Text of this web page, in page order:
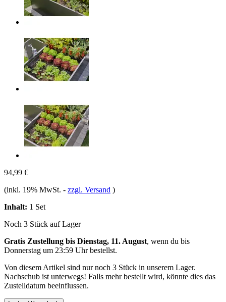
94,99 €
(inkl. 19% MwSt. - zzgl. Versand )
Inhalt: 1 Set
Noch 3 Stück auf Lager
Gratis Zustellung bis Dienstag, 11. August, wenn du bis
Donnerstag um 23:59 Uhrbestellst.
Von diesem Artikel sind nur noch 3 Stück in unserem Lager.
Nachschub ist unterwegs! Falls mehr bestellt wird, könnte dies das
Zustelldatum beeinflussen.